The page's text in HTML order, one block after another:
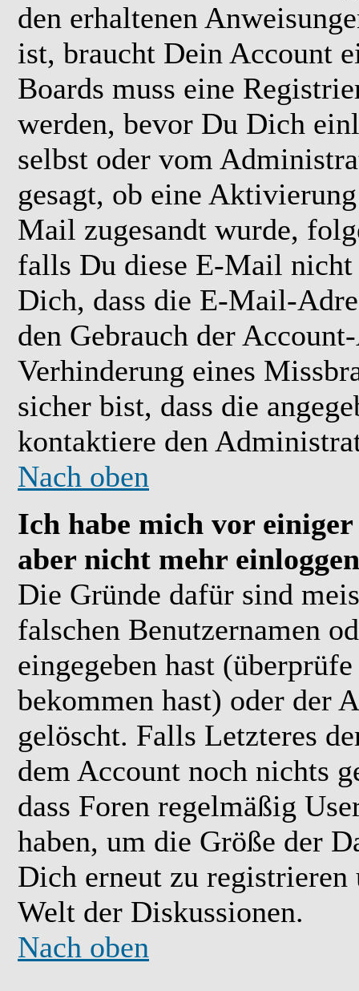
den erhaltenen
ist, braucht Dein Account
Boards muss eine
werden, bevor Du Dich
selbst oder vom
gesagt, ob eine
Mail zugesandt wurde,
falls Du diese E-Mail nicht
Dich, dass die E-Mail-
den Gebrauch der
Verhinderung eines
sicher bist, dass die
kontaktiere den
Nach oben
Ich habe mich vor
aber nicht mehr
Die Gründe dafür sind
falschen Benutzernamen
eingegeben hast
bekommen hast) oder der
gelöscht. Falls Letzteres
dem Account noch nichts
dass Foren regelmäßig
haben, um die Größe der
Dich erneut zu
Welt der Diskussionen.
Nach oben